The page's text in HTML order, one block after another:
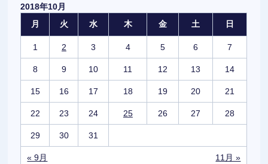
2018年10月
月
火 水 木 金 土 日
« 9月 11月 »
1 2 3 4 5 6 7
8 9 10 11 12 13 14
15 16 17 18 19 20 21
22 23 24 25 26 27 28
29 30 31